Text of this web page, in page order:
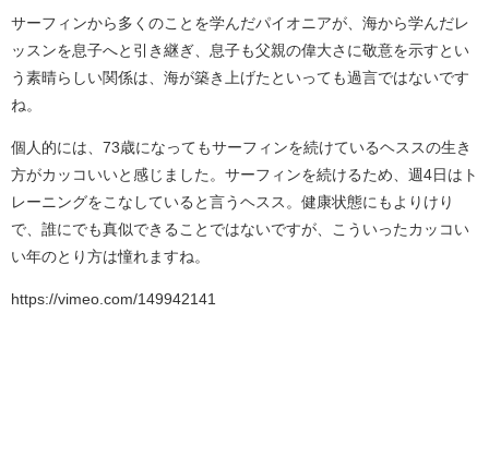
サーフィンから多くのことを学んだパイオニアが、海から学んだレ
ッスンを息子へと引き継ぎ、息子も父親の偉大さに敬意を示すとい
う素晴らしい関係は、海が築き上げたといっても過言ではないです
ね。
個人的には、73歳になってもサーフィンを続けているヘススの生き
方がカッコいいと感じました。サーフィンを続けるため、週4日はト
レーニングをこなしていると言うヘスス。健康状態にもよりけり
で、誰にでも真似できることではないですが、こういったカッコい
い年のとり方は憧れますね。
https://vimeo.com/149942141